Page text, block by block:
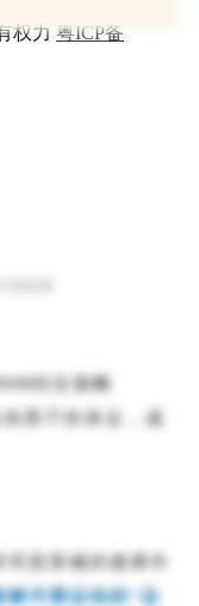
结合激酶
因子的表达，减
甜菜碱的健康作
够代替运动的“运
权力 粤ICP备